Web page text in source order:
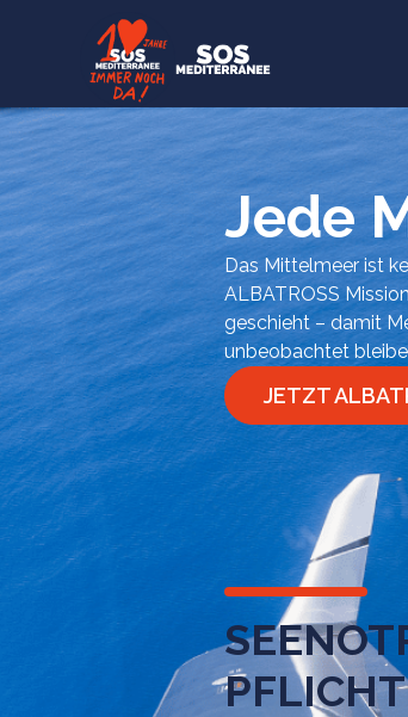
Jede
Das Mittelmeer ist
ALBATROSS
geschieht – damit
unbeobachtet
JETZT
PFLICHT